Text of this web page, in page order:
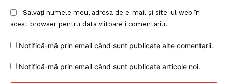
Salvați numele meu, adresa de e-mail și site-ul web în
acest browser pentru data viitoare i comentariu.
Notifică-mă prin email când sunt publicate alte comentarii.
Notifică-mă prin email când sunt publicate articole noi.